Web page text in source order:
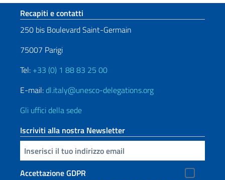
Sezione footer
Recapiti e contatti
250 bis Boulevard Saint-Germain
75007 Parigi
Tel: +33 (0) 1 88 83 25 00
E-mail: dl.italy@unesco-delegations.org
Gli uffici della sede
Iscriviti alla nostra Newsletter
Inserisci la tua email
Accettazione GDPR